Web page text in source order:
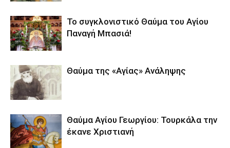
Το συγκλονιστικό Θαύμα του Αγίου
Παναγή Μπασιά!
Θαύμα της «Αγίας» Ανάληψης
Θαύμα Αγίου Γεωργίου: Τουρκάλα την
έκανε Χριστιανή